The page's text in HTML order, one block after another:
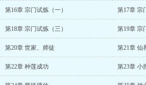
第16章 宗门试炼（一） 第17章 宗
第18章 宗门试炼（三） 第19章 宗
第20章 世家、师徒 第21章 仙
第22章 种莲成功 第23章 小